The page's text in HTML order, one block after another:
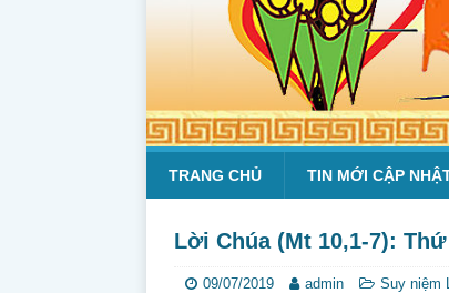
TRANG CHỦ TIN MỚI CẬP
Lời Chúa (Mt 10,1-7):
09/07/2019 admin Suy niệm